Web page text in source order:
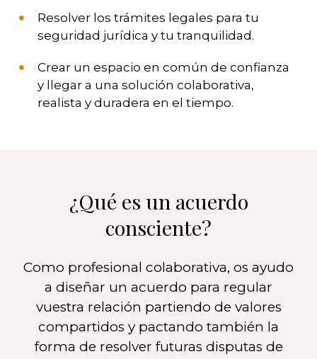
Resolver los trámites legales para tu
seguridad jurídica y tu tranquilidad.
Crear un espacio en común de confianza
y llegar a una solución colaborativa,
realista y duradera en el tiempo.
¿Qué es un acuerdo
consciente?
Como profesional colaborativa, os ayudo
a diseñar un acuerdo para regular
vuestra relación partiendo de valores
compartidos y pactando también la
forma de resolver futuras disputas de